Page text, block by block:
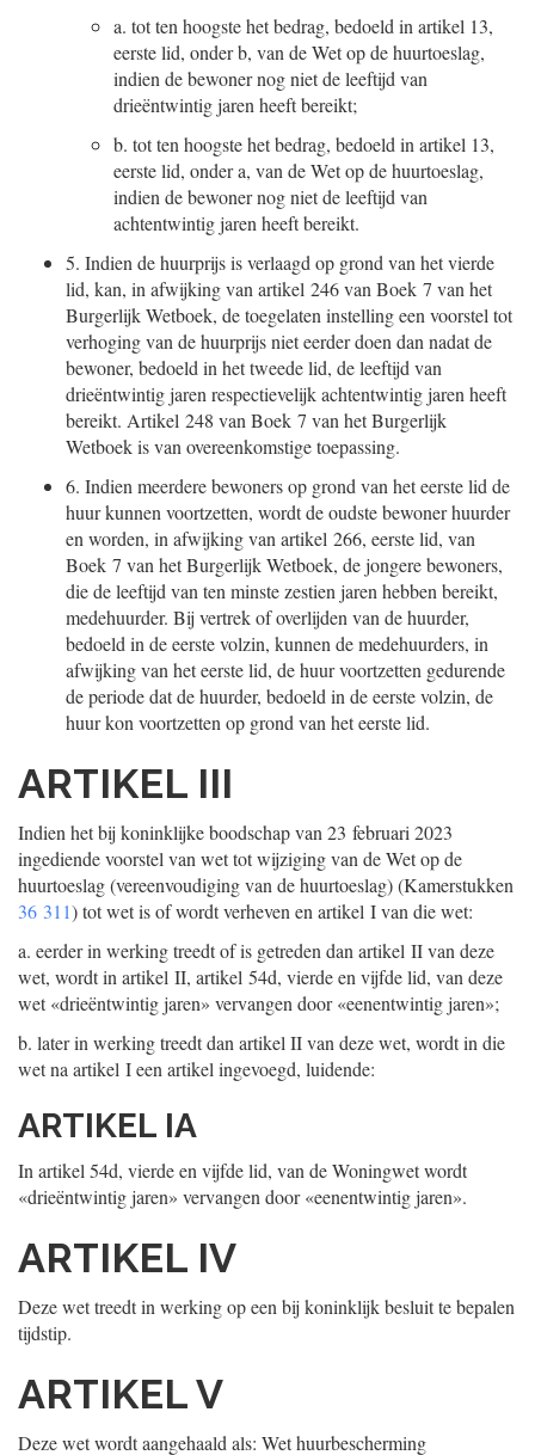
a. tot ten hoogste het bedrag, bedoeld in artikel 13,
eerste lid, onder b, van de Wet op de huurtoeslag,
indien de bewoner nog niet de leeftijd van
drieëntwintig jaren heeft bereikt;
b. tot ten hoogste het bedrag, bedoeld in artikel 13,
eerste lid, onder a, van de Wet op de huurtoeslag,
indien de bewoner nog niet de leeftijd van
achtentwintig jaren heeft bereikt.
5. Indien de huurprijs is verlaagd op grond van het vierde
lid, kan, in afwijking van artikel 246 van Boek 7 van het
Burgerlijk Wetboek, de toegelaten instelling een voorstel tot
verhoging van de huurprijs niet eerder doen dan nadat de
bewoner, bedoeld in het tweede lid, de leeftijd van
drieëntwintig jaren respectievelijk achtentwintig jaren heeft
bereikt. Artikel 248 van Boek 7 van het Burgerlijk
Wetboek is van overeenkomstige toepassing.
6. Indien meerdere bewoners op grond van het eerste lid de
huur kunnen voortzetten, wordt de oudste bewoner huurder
en worden, in afwijking van artikel 266, eerste lid, van
Boek 7 van het Burgerlijk Wetboek, de jongere bewoners,
die de leeftijd van ten minste zestien jaren hebben bereikt,
medehuurder. Bij vertrek of overlijden van de huurder,
bedoeld in de eerste volzin, kunnen de medehuurders, in
afwijking van het eerste lid, de huur voortzetten gedurende
de periode dat de huurder, bedoeld in de eerste volzin, de
huur kon voortzetten op grond van het eerste lid.
ARTIKEL III
Indien het bij koninklijke boodschap van 23 februari 2023
ingediende voorstel van wet tot wijziging van de Wet op de
huurtoeslag (vereenvoudiging van de huurtoeslag) (Kamerstukken
36 311) tot wet is of wordt verheven en artikel I van die wet:
a. eerder in werking treedt of is getreden dan artikel II van deze
wet, wordt in artikel II, artikel 54d, vierde en vijfde lid, van deze
wet«drieëntwintig jaren» vervangen door «eenentwintig jaren»;
b. later in werking treedt dan artikel II van deze wet, wordt in die
wet na artikel I een artikel ingevoegd, luidende:
ARTIKEL IA
In artikel 54d, vierde en vijfde lid, van de Woningwet wordt
«drieëntwintig jaren» vervangen door «eenentwintig jaren».
ARTIKEL IV
Deze wet treedt in werking op een bij koninklijk besluit te bepalen
tijdstip.
ARTIKEL V
Deze wet wordt aangehaald als: Wet huurbescherming